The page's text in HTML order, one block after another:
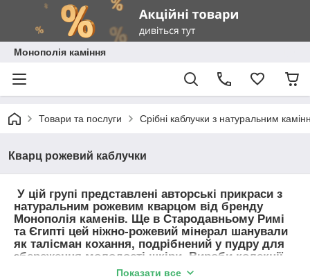
Монополія каміння
Товари та послуги Срібні каблучки з натуральним
Кварц рожевий каблучки
У цій групі представлені авторські прикраси з
натуральним рожевим кварцом від бренду
Монополія каменів. Ще в Стародавньому Римі
та Єгипті цей ніжно-рожевий мінерал шанували
як талісман кохання, подрібнений у пудру для
збереження молодості шкіри. Вироби колекції
об'єднує м'яка енергетика сердечної чакри,
Показати все